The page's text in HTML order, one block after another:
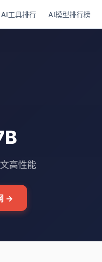
AI工具排行 AI模型排行榜
高性能
→